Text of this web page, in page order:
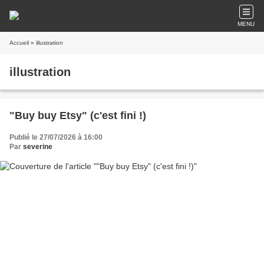
MENU
Accueil » illustration
illustration
"Buy buy Etsy" (c'est fini !)
Publié le 27/07/2026 à 16:00
Par severine